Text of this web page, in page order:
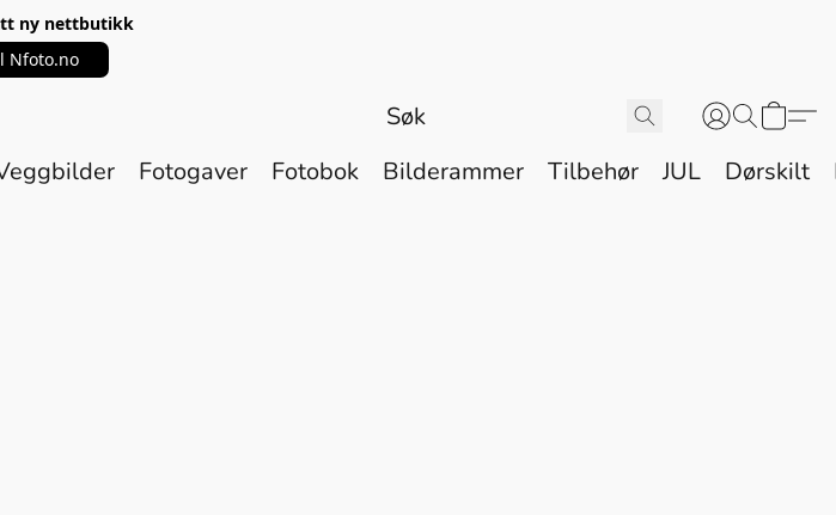
ny nettbutikk
Nfoto.no
Fotogaver Fotobok Bilderammer Tilbehør JUL Dørskilt